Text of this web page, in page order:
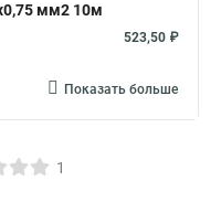
мм2 10м
523,50 ₽
Показать больше
1